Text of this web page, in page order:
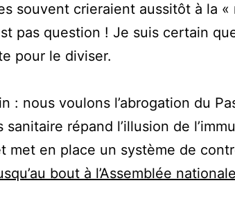
souvent crieraient aussitôt à la
pas question ! Je suis certain
pour le diviser.
nous voulons l’abrogation du
répand l’illusion de
met en place un système de
bout à l’Assemblée nationale